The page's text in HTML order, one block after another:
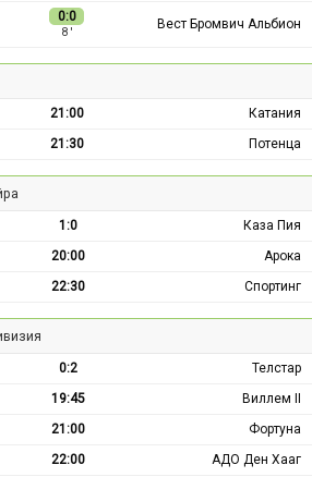
0:0
8 ′
Вест Бромвич Альбион
21:00
Катания
21:30 Потенца
1:0
Каза Пия
20:00
Арока
22:30 Спортинг
0:2
Телстар
19:45
Виллем II
21:00
Фортуна
22:00 АДО Ден Хааг